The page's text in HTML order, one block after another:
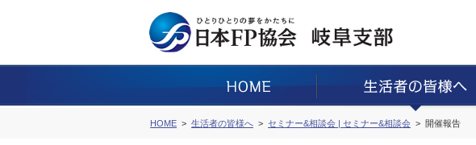
HOME 生活者の皆様へ セミナー&相談会 | セミナー&相談会 開催報告